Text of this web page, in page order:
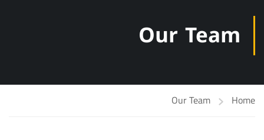
Our Team
Home
Our Team